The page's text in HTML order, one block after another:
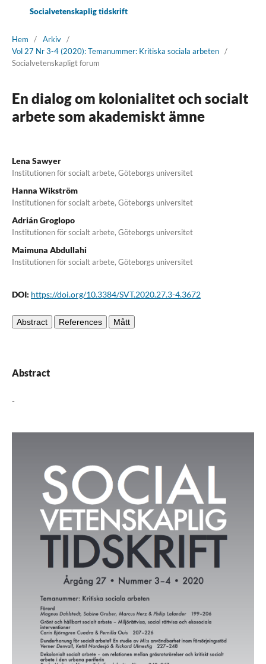
Socialvetenskaplig tidskrift
Hem / Arkiv /
Vol 27 Nr 3-4 (2020): Temanummer: Kritiska sociala arbeten /
Socialvetenskapligt forum
En dialog om kolonialitet och socialt
arbete som akademiskt ämne
Lena Sawyer
Institutionen för socialt arbete, Göteborgs universitet
Hanna Wikström
Institutionen för socialt arbete, Göteborgs universitet
Adrián Groglopo
Institutionen för socialt arbete, Göteborgs universitet
Maimuna Abdullahi
Institutionen för socialt arbete, Göteborgs universitet
DOI: https://doi.org/10.3384/SVT.2020.27.3-4.3672
Abstract References Mått
Abstract
-